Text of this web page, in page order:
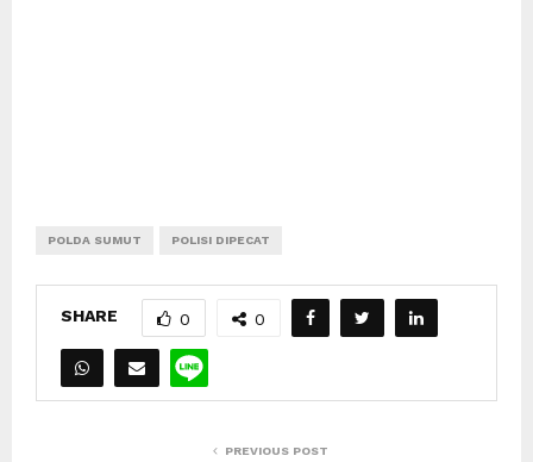
POLDA SUMUT POLISI DIPECAT
SHARE 0 0
PREVIOUS POST